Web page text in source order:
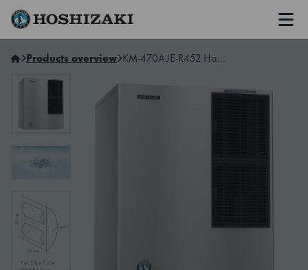
Hoshizaki Norway
Products overview KM-470AJE-R452 Halvmåneis ismaskin, Modulær